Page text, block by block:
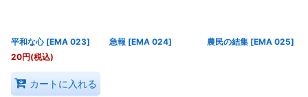
平和な心 [EMA 023]
20円(税込)
カートに入れる
急報 [EMA 024] 農民の結集 [EMA 025]